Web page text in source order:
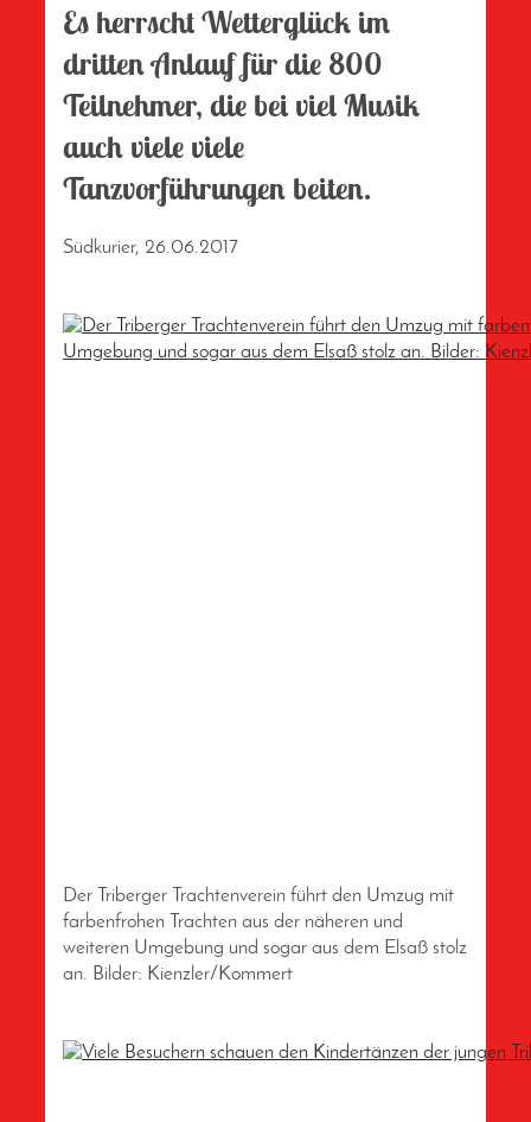
Es herrscht Wetterglück im
dritten Anlauf für die 800
Teilnehmer, die bei viel Musik
auch viele viele
Tanzvorführungen beiten.
Südkurier, 26.06.2017
Der Triberger Trachtenverein führt den Umzug mit
farbenfrohen Trachten aus der näheren und
weiteren Umgebung und sogar aus dem Elsaß stolz
an. Bilder: Kienzler/Kommert